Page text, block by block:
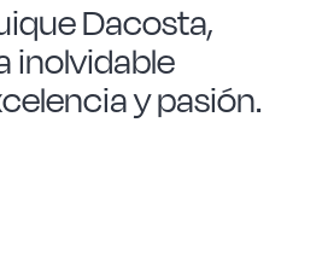
Dacosta,
inolvidable
y pasión.